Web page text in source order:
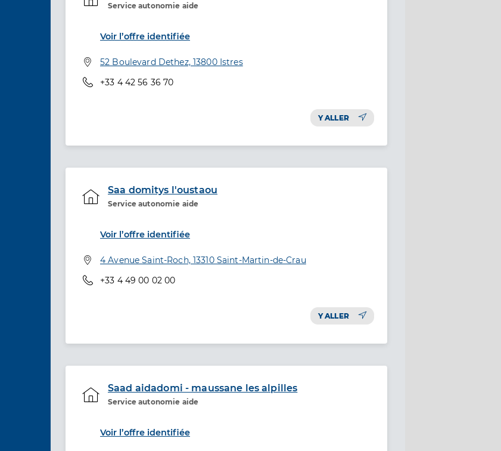
Service autonomie aide
Etablissement de soins
Voir l’offre identifiée
Adresse
52 Boulevard Dethez, 13800 Istres
Téléphone
+33 4 42 56 36 70
Y ALLER
Saa domitys l'oustaou
Service autonomie aide
Etablissement de soins
Voir l’offre identifiée
Adresse
4 Avenue Saint-Roch, 13310 Saint-Martin-de-Crau
Téléphone
+33 4 49 00 02 00
Y ALLER
Saad aidadomi - maussane les alpilles
Service autonomie aide
Etablissement de soins
Voir l’offre identifiée